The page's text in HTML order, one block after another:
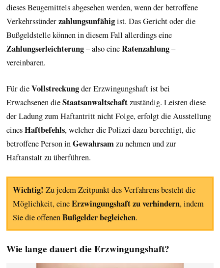
dieses Beugemittels abgesehen werden, wenn der betroffene
Verkehrssünderzahlungsunfähigist. Das Gericht oder die
Bußgeldstelle können in diesem Fall allerdings eine
Zahlungserleichterung– also eineRatenzahlung–
vereinbaren.
Für dieVollstreckungder Erzwingungshaft ist bei
Erwachsenen dieStaatsanwaltschaftzuständig. Leisten diese
der Ladung zum Haftantritt nicht Folge, erfolgt die Ausstellung
einesHaftbefehls, welcher die Polizei dazu berechtigt, die
betroffene Person inGewahrsamzu nehmen und zur
Haftanstalt zu überführen.
Wichtig! Zu jedem Zeitpunkt des Verfahrens besteht die
Möglichkeit, eineErzwingungshaft zu verhindern, indem
Sie die offenenBußgelder begleichen.
Wie lange dauert die Erzwingungshaft?